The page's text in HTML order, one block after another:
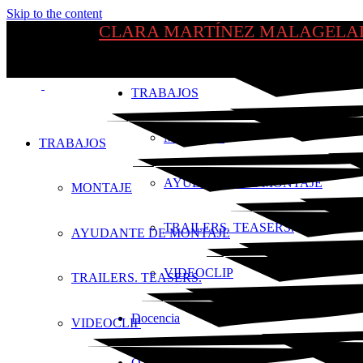
Skip to the content
CLARA MARTÍNEZ
TRABAJOS
MONTAJE
AYUDANTE DE MONTAJE
TRAILERS. TEASERS.
VIDEOCLIP
Docencia
TRABAJOS
MONTAJE
AYUDANTE DE MONTAJE
TRAILERS. TEASERS.
VIDEOCLIP